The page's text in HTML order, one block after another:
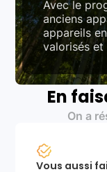
Avec le
anciens
appareils
valorisés
En
On a
Vous aussi